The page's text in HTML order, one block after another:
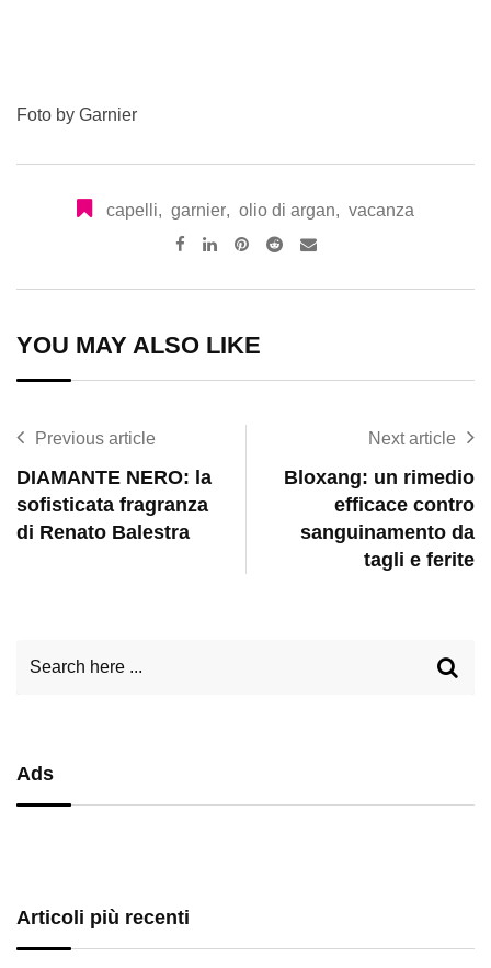
Foto by Garnier
capelli, garnier, olio di argan, vacanza
Pinterest
RedditShare
YOU MAY ALSO LIKE
Previous article
DIAMANTE NERO: la
sofisticata fragranza
di Renato Balestra
Next article
Bloxang: un rimedio
efficace contro
sanguinamento da
tagli e ferite
Ads
Articoli più recenti